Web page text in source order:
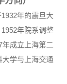
年的震旦大
年院系调整
成立上海第二
大学与上海交通